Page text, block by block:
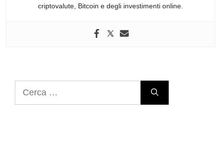
criptovalute, Bitcoin e degli investimenti online.